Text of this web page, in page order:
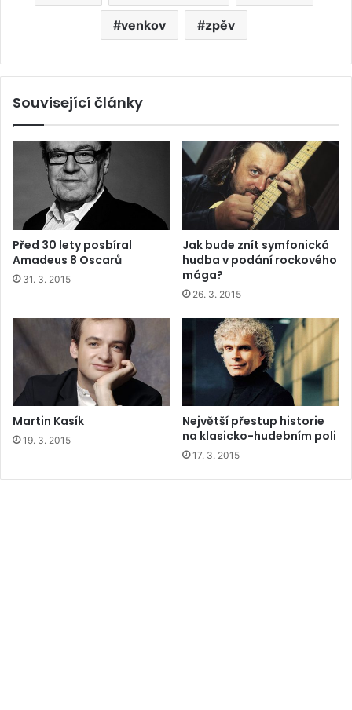
venkov zpěv
Související články
Před 30 lety posbíral
Amadeus 8 Oscarů
31. 3. 2015
Jak bude znít symfonická
hudba v podání rockového
mága?
26. 3. 2015
Martin Kasík
19. 3. 2015
Největší přestup historie
na klasicko-hudebním poli
17. 3. 2015